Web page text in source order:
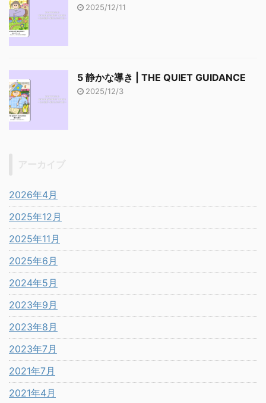
2025/12/11
5 静かな導き | THE QUIET GUIDANCE
2025/12/3
2026年4月
2025年12月
2025年11月
2025年6月
2024年5月
2023年9月
2023年8月
2023年7月
2021年7月
2021年4月